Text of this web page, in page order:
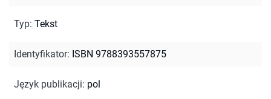
Typ: Tekst
Identyfikator: ISBN 9788393557875
Język publikacji: pol